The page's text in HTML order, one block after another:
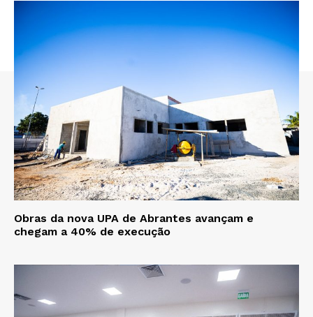
Obras da nova UPA de Abrantes avançam e
chegam a 40% de execução